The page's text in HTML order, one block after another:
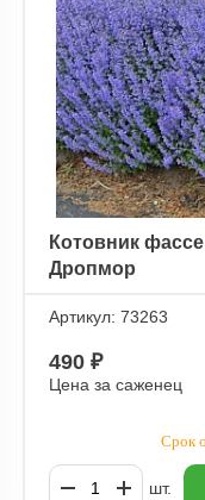
Котовник
Дропмор
Артикул: 73263
490 ₽
Цена за саженец
Срок
шт.